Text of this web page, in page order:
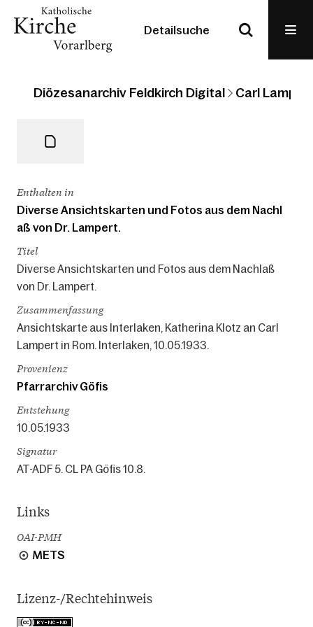
Detailsuche
Diözesanarchiv Feldkirch Digital Carl
Enthalten in
Diverse Ansichtskarten und Fotos aus dem Nachl
aß von Dr. Lampert.
Titel
Diverse Ansichtskarten und Fotos aus dem Nachlaß
von Dr. Lampert.
Zusammenfassung
Ansichtskarte aus Interlaken, Katherina Klotz an Carl
Lampert in Rom. Interlaken, 10.05.1933.
Provenienz
Pfarrarchiv Göfis
Entstehung
10.05.1933
Signatur
AT-ADF 5. CL PA Göfis 10.8.
Links
OAI-PMH
METS
Lizenz-/Rechtehinweis